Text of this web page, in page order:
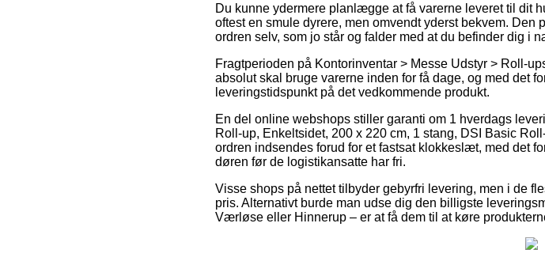
Du kunne ydermere planlægge at få varerne leveret til dit
oftest en smule dyrere, men omvendt yderst bekvem.
ordren selv, som jo står og falder med at du befinder dig i
Fragtperioden på Kontorinventar > Messe Udstyr > Roll-
absolut skal bruge varerne inden for få dage, og med det
leveringstidspunkt på det vedkommende produkt.
En del online webshops stiller garanti om 1 hverdags
Roll-up, Enkeltsidet, 200 x 220 cm, 1 stang, DSI Basic
ordren indsendes forud for et fastsat klokkeslæt, med det
døren før de logistikansatte har fri.
Visse shops på nettet tilbyder gebyrfri levering, men i de
pris. Alternativt burde man udse dig den billigste
Værløse eller Hinnerup – er at få dem til at køre